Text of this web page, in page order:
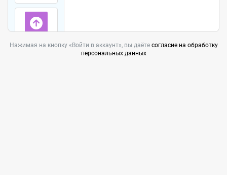
ролей в
Нажимая на кнопку «Войти в аккаунт», вы даётесогласие на обработку
персональных данных